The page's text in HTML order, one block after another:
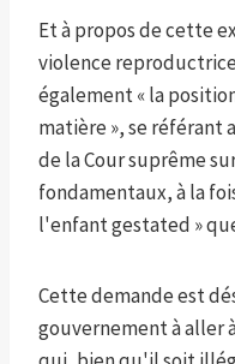
Et à propos de cette
violence
également « la
matière », se référant
de la Cour suprême
fondamentaux, à la
l'enfant gestated »
Cette demande est
gouvernement à